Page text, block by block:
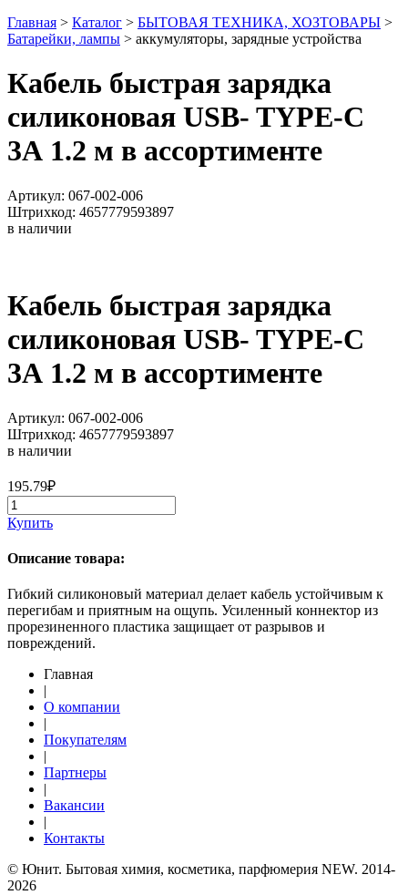
Главная > Каталог > БЫТОВАЯ ТЕХНИКА, ХОЗТОВАРЫ >
Батарейки, лампы > аккумуляторы, зарядные устройства
Кабель быстрая зарядка
силиконовая USB- TYPE-C
3А 1.2 м в ассортименте
Артикул: 067-002-006
Штрихкод: 4657779593897
в наличии
Кабель быстрая зарядка
силиконовая USB- TYPE-C
3А 1.2 м в ассортименте
Артикул: 067-002-006
Штрихкод: 4657779593897
в наличии
195.79₽
Купить
Описание товара:
Гибкий силиконовый материал делает кабель устойчивым к
перегибам и приятным на ощупь. Усиленный коннектор из
прорезиненного пластика защищает от разрывов и
повреждений.
Главная
|
О компании
|
Покупателям
|
Партнеры
|
Вакансии
|
Контакты
© Юнит. Бытовая химия, косметика, парфюмерия NEW. 2014-
2026